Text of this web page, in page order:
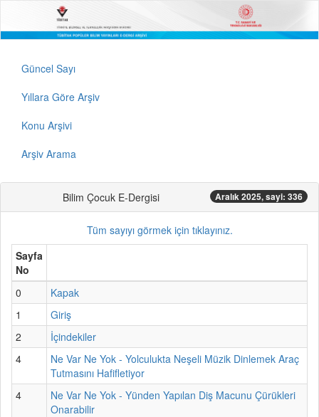
Güncel Sayı
Yıllara Göre Arşiv
Konu Arşivi
Arşiv Arama
Bilim Çocuk E-Dergisi Aralık 2025, sayi: 336
Tüm sayıyı görmek için tıklayınız.
Sayfa
No
0
Kapak
1
Giriş
2
İçindekiler
4
Ne Var Ne Yok - Yolculukta Neşeli Müzik Dinlemek Araç
Tutmasını Hafifletiyor
4
Ne Var Ne Yok - Yünden Yapılan Diş Macunu Çürükleri
Onarabilir